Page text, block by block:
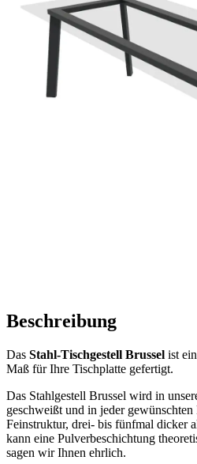
Beschreibung
Das Stahl-Tischgestell Brussel ist
Maß für Ihre Tischplatte gefertigt.
Das Stahlgestell Brussel wird in
geschweißt und in jeder
Feinstruktur, drei- bis fünfmal dicker
kann eine Pulverbeschichtung
sagen wir Ihnen ehrlich.